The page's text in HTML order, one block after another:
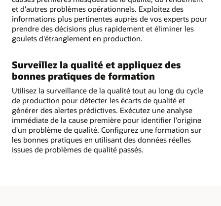
et d'autres problèmes opérationnels. Exploitez des
informations plus pertinentes auprès de vos experts pour
prendre des décisions plus rapidement et éliminer les
goulets d'étranglement en production.
Surveillez la qualité et appliquez des
bonnes pratiques de formation
Utilisez la surveillance de la qualité tout au long du cycle
de production pour détecter les écarts de qualité et
générer des alertes prédictives. Exécutez une analyse
immédiate de la cause première pour identifier l'origine
d'un problème de qualité. Configurez une formation sur
les bonnes pratiques en utilisant des données réelles
issues de problèmes de qualité passés.